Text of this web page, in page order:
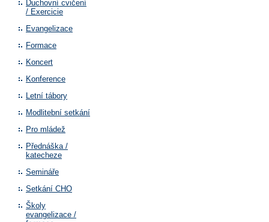
Duchovní cvičení
/ Exercicie
Evangelizace
Formace
Koncert
Konference
Letní tábory
Modlitební setkání
Pro mládež
Přednáška /
katecheze
Semináře
Setkání CHO
Školy
evangelizace /